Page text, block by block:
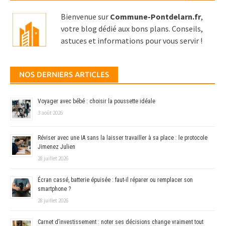
Bienvenue sur Commune-Pontdelarn.fr,
votre blog dédié aux bons plans. Conseils,
astuces et informations pour vous servir !
NOS DERNIERS ARTICLES
Voyager avec bébé : choisir la poussette idéale
3 août 2026
Réviser avec une IA sans la laisser travailler à sa place : le protocole
Jimenez Julien
28 juillet 2026
Écran cassé, batterie épuisée : faut-il réparer ou remplacer son
smartphone ?
28 juillet 2026
Carnet d’investissement : noter ses décisions change vraiment tout